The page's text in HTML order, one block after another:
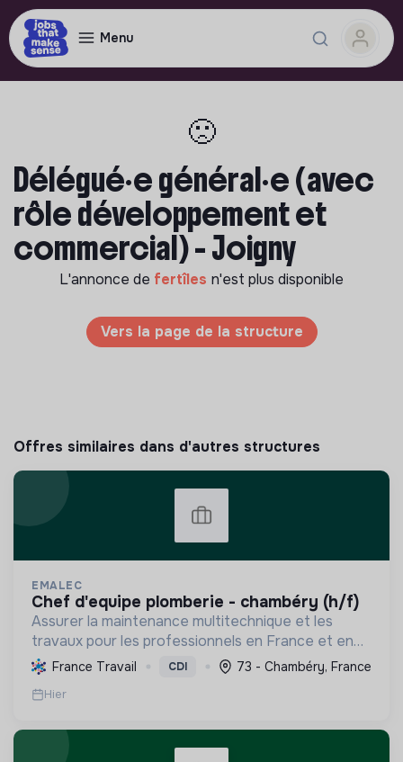
Menu
🙁
Délégué•e général•e (avec
rôle développement et
commercial) - Joigny
L'annonce de fertîles n'est plus disponible
Vers la page de la structure
Offres similaires dans d'autres structures
EMALEC
chef d'equipe plomberie - chambéry (h/f)
Assurer la maintenance multitechnique et les
travaux pour les professionnels en France et en
Europe, en intégrant des solutions durables et en
promouvant un environnement de travail éthique
et inclusi...
France Travail CDI 73 - Chambéry, France
Hier